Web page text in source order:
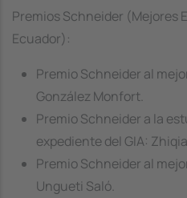
Premios Schneider (Mejores
Ecuador):
Premio Schneider al
González Monfort.
Premio Schneider a la
expediente del GIA:
Premio Schneider al
Ungueti Saló.